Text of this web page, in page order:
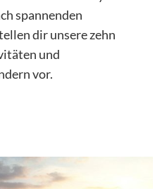
spannenden
dir unsere zehn
und
vor.